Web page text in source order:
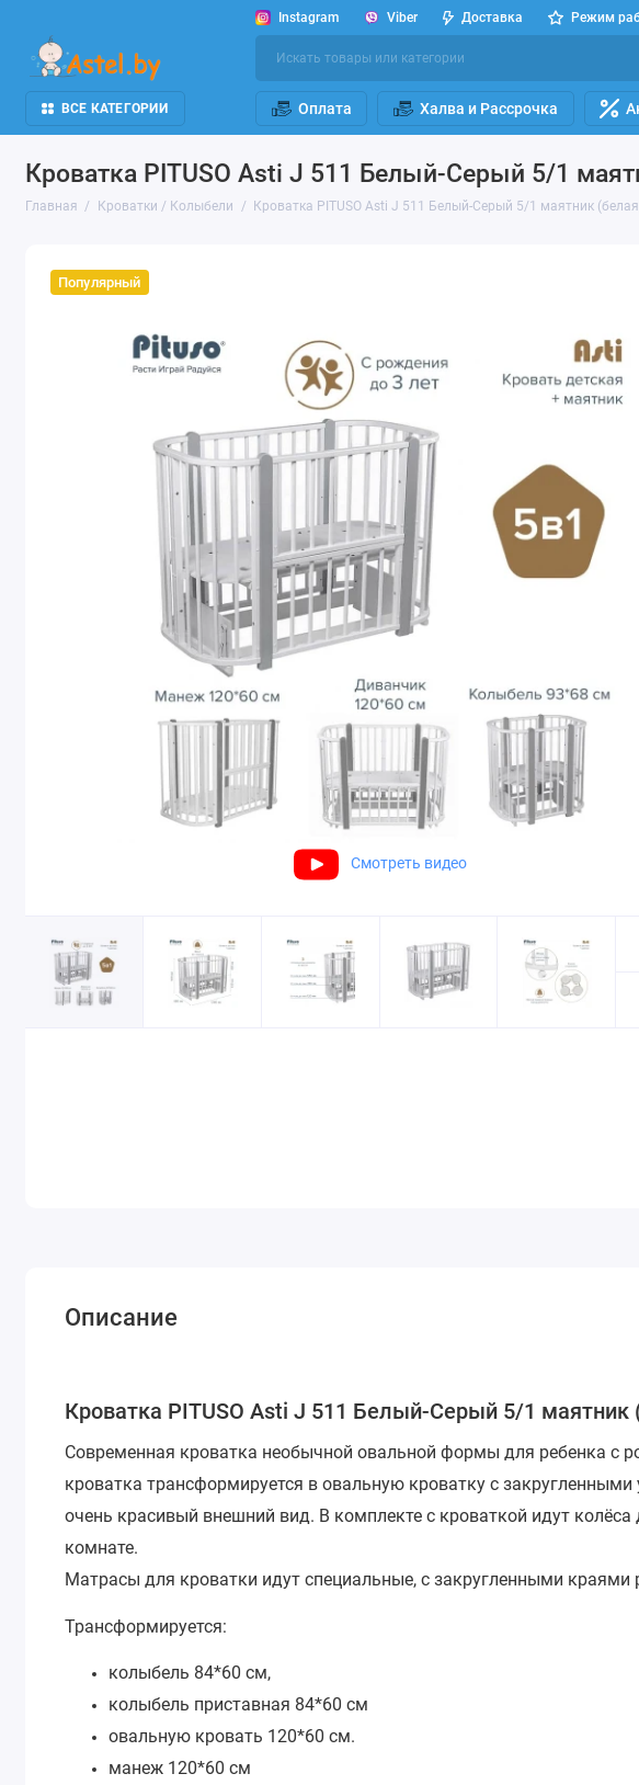
Instagram Viber Доставка Режим
ВСЕ КАТЕГОРИИ Оплата Халва и Рассрочка
Кроватка PITUSO Asti J 511 Белый-Серый 5/1
Главная Кроватки / Колыбели Кроватка PITUSO Asti J 511 Белый-Серый 5/1 маятник
Популярный
Смотреть видео
Описание
Кроватка PITUSO Asti J 511 Белый-Серый 5/1 маятник
Современная кроватка необычной овальной формы для ребенка с
кроватка трансформируется в овальную кроватку с
очень красивый внешний вид. В комплекте с кроваткой идут
комнате.
Матрасы для кроватки идут специальные, с закругленными краями
Трансформируется:
колыбель 84*60 см,
колыбель приставная 84*60 см
овальную кровать 120*60 см.
манеж 120*60 см